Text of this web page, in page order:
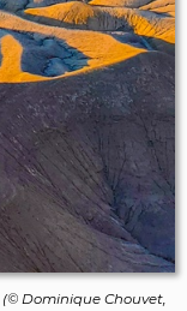
(© Dominique Chouvet,